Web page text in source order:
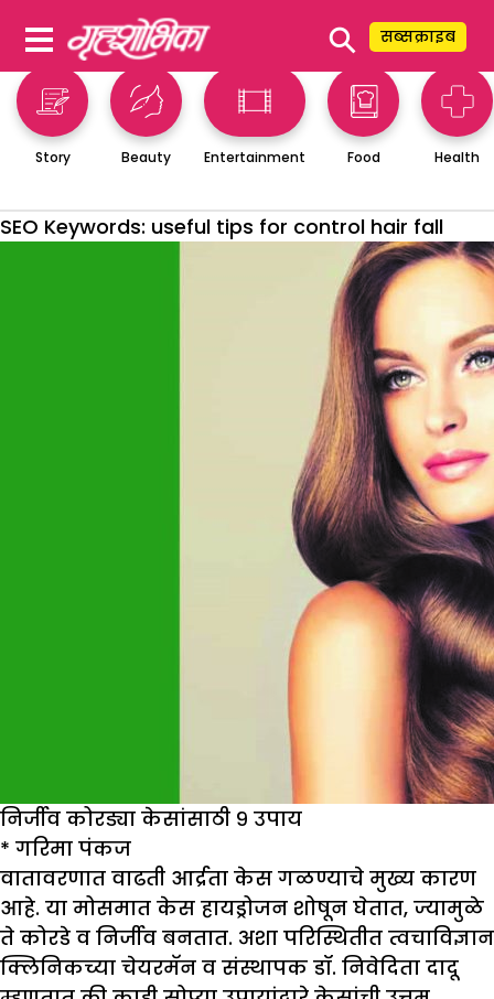
⚲ सब्सक्राइब
Story Beauty Entertainment Food Health
SEO Keywords: useful tips for control hair fall
निर्जीव कोरड्या केसांसाठी ९ उपाय
* गरिमा पंकज
वातावरणात वाढती आर्द्रता केस गळण्याचे मुख्य कारण
आहे. या मोसमात केस हायड्रोजन शोषून घेतात, ज्यामुळे
ते कोरडे व निर्जीव बनतात. अशा परिस्थितीत त्वचाविज्ञान
क्लिनिकच्या चेयरमॅन व संस्थापक डॉ. निवेदिता दादू